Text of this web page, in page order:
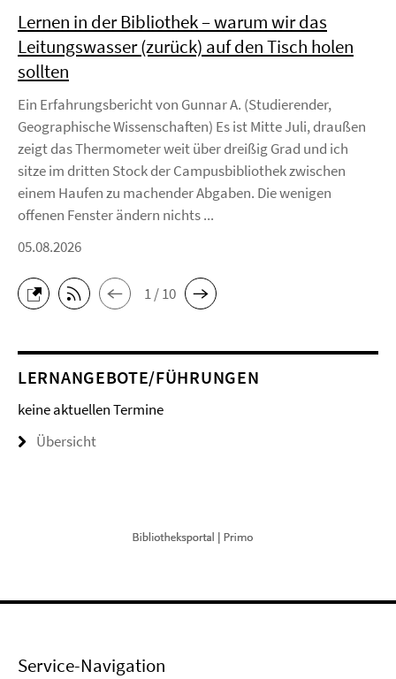
Lernen in der Bibliothek – warum wir das
Leitungswasser (zurück) auf den Tisch holen
sollten
Ein Erfahrungsbericht von Gunnar A. (Studierender,
Geographische Wissenschaften) Es ist Mitte Juli, draußen
zeigt das Thermometer weit über dreißig Grad und ich
sitze im dritten Stock der Campusbibliothek zwischen
einem Haufen zu machender Abgaben. Die wenigen
offenen Fenster ändern nichts ...
05.08.2026
1 / 10
LERNANGEBOTE/FÜHRUNGEN
keine aktuellen Termine
Übersicht
Service-Navigation